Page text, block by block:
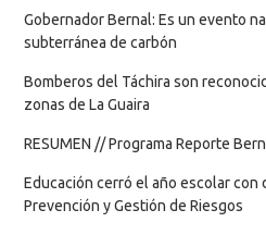
Gobernador Bernal: Es un evento
subterránea de carbón
Bomberos del Táchira son
zonas de La Guaira
RESUMEN // Programa Reporte
Educación cerró el año escolar con
Prevención y Gestión de Riesgos